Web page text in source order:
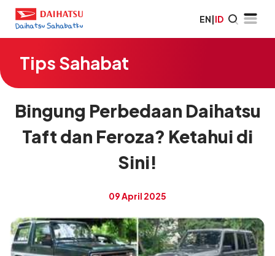
EN|ID
Tips Sahabat
Bingung Perbedaan Daihatsu
Taft dan Feroza? Ketahui di
Sini!
09 April 2025